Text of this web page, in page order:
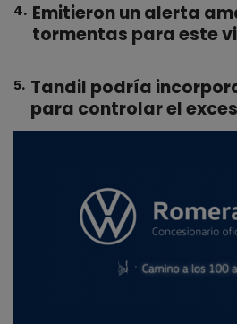
4. Emitieron un alerta
tormentas para este
5. Tandil podría
para controlar el